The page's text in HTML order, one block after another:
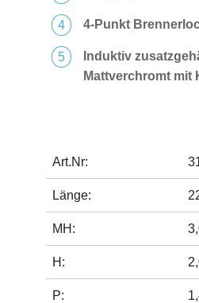
4-Punkt
Induktiv
Mattverchromt mit
Art.Nr:
Länge:
MH:
H:
P: